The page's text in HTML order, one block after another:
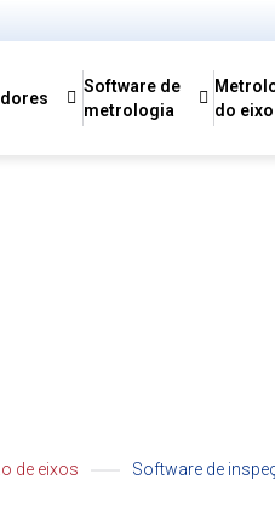
Software de
metrologia
do eixo
de eixos Software de